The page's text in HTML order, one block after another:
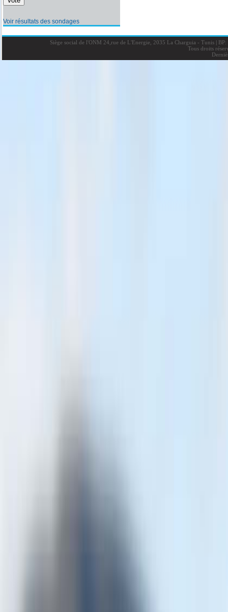
Voir résultats des sondages
Siège social de l'ONM 24,rue de L'Energie, 2035 La Charguia - Tunis |BP:
Tous droits